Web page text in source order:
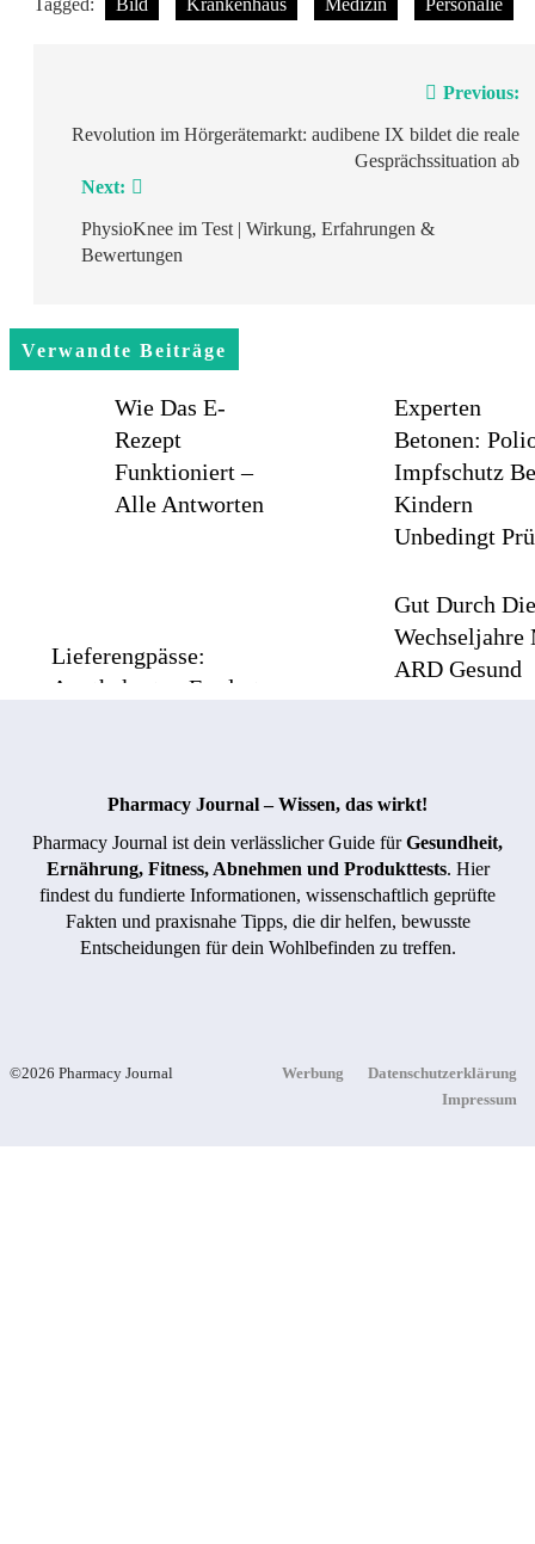
Previous:
Revolution im Hörgerätemarkt: audibene IX bildet die reale
Gesprächssituation ab
Next:
PhysioKnee im Test | Wirkung, Erfahrungen &
Bewertungen
Verwandte Beiträge
Wie Das E-
Rezept
Funktioniert –
Alle Antworten
Experten
Betonen:
Impfschutz
Kindern
Unbedingt
Lieferengpässe:
Apothekertag Fordert
Gut Durch Die
Wechseljahre
ARD Gesund
Pharmacy Journal – Wissen, das wirkt!
Pharmacy Journal ist dein verlässlicher Guide fürGesundheit,
Ernährung, Fitness, Abnehmen und Produkttests. Hier
findest du fundierte Informationen, wissenschaftlich geprüfte
Fakten und praxisnahe Tipps, die dir helfen, bewusste
Entscheidungen für dein Wohlbefinden zu treffen.
©2026 Pharmacy Journal Werbung
Datenschutzerklärung
Impressum